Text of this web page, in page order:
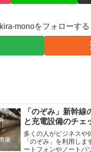
kira-monoをフォローする
「のぞみ」新幹
と充電設備のチェ
多くの人がビジネスや
「のぞみ」を利用し
ートフォンやノートパ